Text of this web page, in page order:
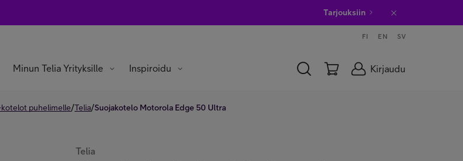
Tarjouksiin
FI EN SV
Minun Telia Yrityksille Inspiroidu Kirjaudu
puhelimelle/Telia/Suojakotelo Motorola Edge 50 Ultra
Telia